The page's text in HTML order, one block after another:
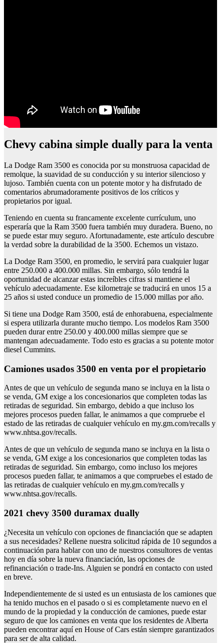
chevy cabina simple dually para la venta
La Dodge Ram 3500 es conocida por su monstruosa capacidad de
remolque, la suavidad de su conducción y su interior silencioso y
lujoso. También cuenta con un potente motor y ha disfrutado de
comentarios abrumadoramente positivos de los críticos y
propietarios por igual.
Teniendo en cuenta su francamente excelente currículum, uno
esperaría que la Ram 3500 fuera también muy duradera. Bueno, no
se puede estar muy seguro. Afortunadamente, este artículo descubre
la verdad sobre la durabilidad de la 3500. Echemos un vistazo.
La Dodge Ram 3500, en promedio, le servirá para cualquier lugar
entre 250.000 a 400.000 millas. Sin embargo, sólo tendrá la
oportunidad de alcanzar estas increíbles cifras si mantiene el
vehículo adecuadamente. Ese kilometraje se traducirá en unos 15 a
25 años si usted conduce un promedio de 15.000 millas por año.
Si tiene una Dodge Ram 3500, está de enhorabuena, especialmente
si espera utilizarla durante mucho tiempo. Los modelos Ram 3500
pueden durar entre 250.00 y 400.000 millas siempre que se
mantengan adecuadamente. Todo esto es gracias a su potente motor
diesel Cummins.
camiones usados 3500 en venta por el propietario
Antes de que un vehículo de segunda mano se incluya en la lista o
se venda, GM exige a los concesionarios que completen todas las
retiradas de seguridad. Sin embargo, debido a que incluso los
mejores procesos pueden fallar, le animamos a que compruebe el
estado de las retiradas de cualquier vehículo en my.gm.com/recalls y
www.nhtsa.gov/recalls.
Antes de que un vehículo de segunda mano se incluya en la lista o
se venda, GM exige a los concesionarios que completen todas las
retiradas de seguridad. Sin embargo, como incluso los mejores
procesos pueden fallar, te animamos a que compruebes el estado de
las retiradas de cualquier vehículo en my.gm.com/recalls y
www.nhtsa.gov/recalls.
2021 chevy 3500 duramax dually
¿Necesita un vehículo con opciones de financiación que se adapten
a sus necesidades? Rellene nuestra solicitud rápida de 10 segundos a
continuación para hablar con uno de nuestros consultores de ventas
hoy en día sobre la nueva financiación, las opciones de
refinanciación o trade-Ins. Alguien se pondrá en contacto con usted
en breve.
Independientemente de si usted es un entusiasta de los camiones que
ha tenido muchos en el pasado o si es completamente nuevo en el
mundo de la propiedad y la conducción de camiones, puede estar
seguro de que los camiones en venta que los residentes de Alberta
pueden encontrar aquí en House of Cars están siempre garantizados
para ser de alta calidad.